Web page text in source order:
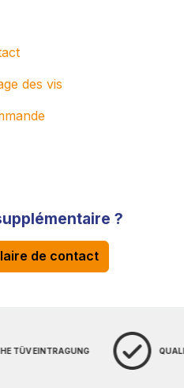
des vis
e
?
de contact
TÜV EINTRAGUNG